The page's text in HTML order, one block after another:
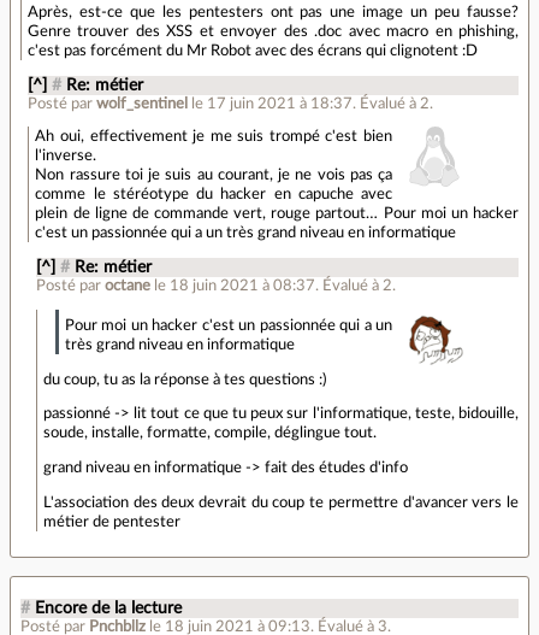
Après, est-ce que les pentesters ont pas une image un peu fausse?
Genre trouver des XSS et envoyer des .doc avec macro en phishing,
c'est pas forcément du Mr Robot avec des écrans qui clignotent :D
[^] # Re: métier
Posté parwolf_sentinel le 17 juin 2021 à 18:37. Évalué à 2.
Ah oui, effectivement je me suis trompé c'est bien
l'inverse.
Non rassure toi je suis au courant, je ne vois pas ça
comme le stéréotype du hacker en capuche avec
plein de ligne de commande vert, rouge partout… Pour moi un hacker
c'est un passionnée qui a un très grand niveau en informatique
[^] # Re: métier
Posté par octane le 18 juin 2021 à 08:37. Évalué à 2.
Pour moi un hacker c'est un passionnée qui a un
très grand niveau en informatique
du coup, tu as la réponse à tes questions :)
passionné -> lit tout ce que tu peux sur l'informatique, teste, bidouille,
soude, installe, formatte, compile, déglingue tout.
grand niveau en informatique -> fait des études d'info
L'association des deux devrait du coup te permettre d'avancer vers le
métier de pentester
# Encore de la lecture
Posté par Pnchbllz le 18 juin 2021 à 09:13. Évalué à 3.